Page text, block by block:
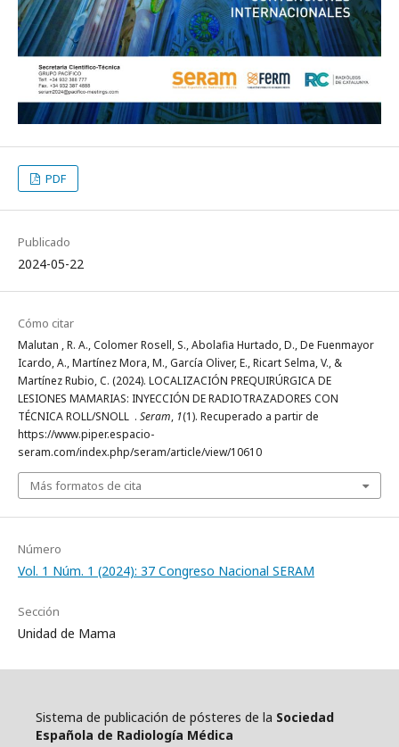
PDF
Publicado
2024-05-22
Cómo citar
Malutan , R. A., Colomer Rosell, S., Abolafia Hurtado, D., De Fuenmayor
Icardo, A., Martínez Mora, M., García Oliver, E., Ricart Selma, V., &
Martínez Rubio, C. (2024). LOCALIZACIÓN PREQUIRÚRGICA DE
LESIONES MAMARIAS: INYECCIÓN DE RADIOTRAZADORES CON
TÉCNICA ROLL/SNOLL . Seram, 1(1). Recuperado a partir de
https://www.piper.espacio-
seram.com/index.php/seram/article/view/10610
Más formatos de cita
Número
Vol. 1 Núm. 1 (2024): 37 Congreso Nacional SERAM
Sección
Unidad de Mama
Sistema de publicación de pósteres de la Sociedad
Española de Radiología Médica